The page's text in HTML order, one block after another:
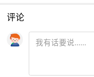
评论